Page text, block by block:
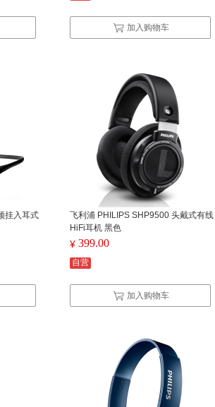
加入购物车
挂入耳式
飞利浦 PHILIPS SHP9500 头戴式有线
HiFi耳机 黑色
¥ 399.00
自营
加入购物车